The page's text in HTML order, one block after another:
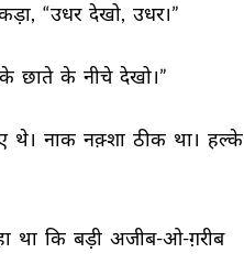
“उधर देखो, उधर।”
के छाते के नीचे देखो।”
थे। नाक नक़्शा ठीक था। हल्के
था कि बड़ी अजीब-ओ-ग़रीब